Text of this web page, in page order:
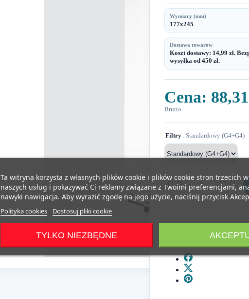
Wymiary (mm)
177x245
Dostawa towarów
Koszt dostawy: 14,99 zł.
wysyłka od 450 zł.
Cena:
Brutto
Filtry : Standardowy (G4+G4)
 
Ta witryna korzysta z własnych plików cookie i plików cookie stron trzecich
naszych usług i pokazywać Ci reklamy związane z Twoimi preferencjami,
nawyki nawigacja. Aby wyrazić zgodę na jego użycie, naciśnij przycisk
Polityka cookies Dostosuj pliki cookie
TYLKO NIEZBĘDNE